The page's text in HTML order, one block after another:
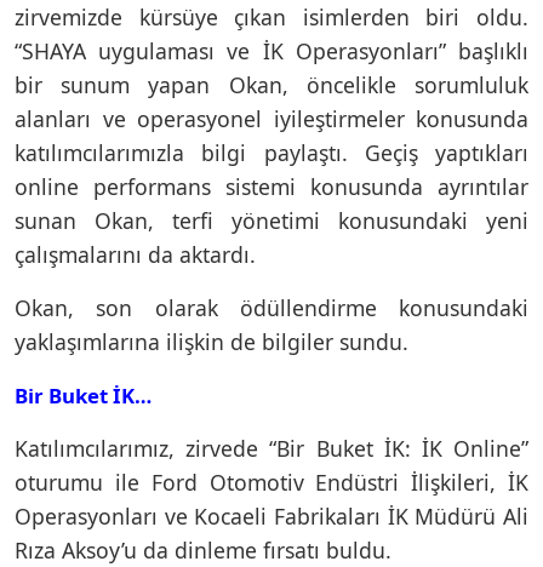
zirvemizde kürsüye çıkan isimlerden biri oldu.
“SHAYA uygulaması ve İK Operasyonları” başlıklı
bir sunum yapan Okan, öncelikle sorumluluk
alanları ve operasyonel iyileştirmeler konusunda
katılımcılarımızla bilgi paylaştı. Geçiş yaptıkları
online performans sistemi konusunda ayrıntılar
sunan Okan, terfi yönetimi konusundaki yeni
çalışmalarını da aktardı.
Okan, son olarak ödüllendirme konusundaki
yaklaşımlarına ilişkin de bilgiler sundu.
Bir Buket İK…
Katılımcılarımız, zirvede “Bir Buket İK: İK Online”
oturumu ile Ford Otomotiv Endüstri İlişkileri, İK
Operasyonları ve Kocaeli Fabrikaları İK Müdürü Ali
Rıza Aksoy’u da dinleme fırsatı buldu.